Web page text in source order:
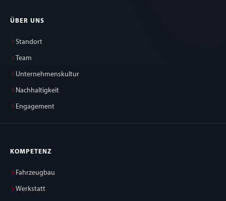
ÜBER UNS
Standort
Team
Unternehmenskultur
Nachhaltigkeit
Engagement
KOMPETENZ
Fahrzeugbau
Werkstatt